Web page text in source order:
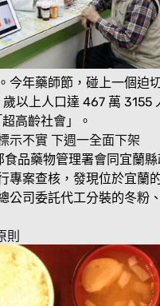
今年藥師節，碰上一個迫
以上人口達 467 萬 3155
高齡社會」。
示不實 下週一全面下架
食品藥物管理署會同宜蘭縣
專案查核，發現位於宜蘭
公司委託代工分裝的冬粉
則